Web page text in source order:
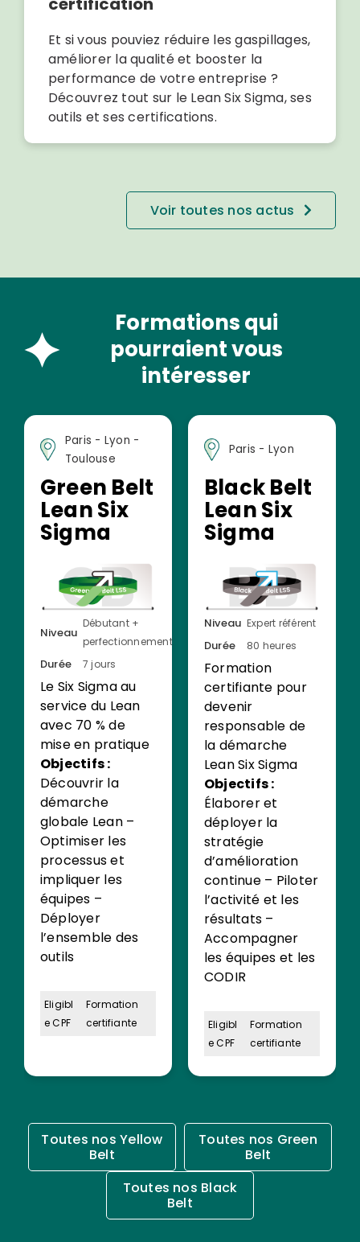
Et si vous pouviez réduire les gaspillages,
améliorer la qualité et booster la
performance de votre entreprise ?
Découvrez tout sur le Lean Six Sigma, ses
outils et ses certifications.
Voir toutes nos actus
Formations qui
pourraient vous
intéresser
Paris - Lyon -
Toulouse
Green Belt
Lean Six
Sigma
Niveau
Débutant +
perfectionnement
Durée 7 jours
Le Six Sigma au
service du Lean
avec 70 % de
mise en pratique
Objectifs :
Découvrir la
démarche
globale Lean –
Optimiser les
processus et
impliquer les
équipes –
Déployer
l’ensemble des
outils
Eligibl
e CPF
Formation
certifiante
Paris - Lyon
Black Belt
Lean Six
Sigma
Niveau Expert référent
Durée 80 heures
Formation
certifiante pour
devenir
responsable de
la démarche
Lean Six Sigma
Objectifs :
Élaborer et
déployer la
stratégie
d’amélioration
continue – Piloter
l’activité et les
résultats –
Accompagner
les équipes et les
CODIR
Eligibl
e CPF
Formation
certifiante
Toutes nos Yellow
Belt
Toutes nos Green
Belt
Toutes nos Black
Belt